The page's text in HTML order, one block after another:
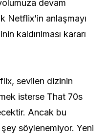
devam
Netflix’in anlaşmayı
kaldırılması kararı
sevilen dizinin
isterse That 70s
Ancak bu
söylenemiyor. Yeni